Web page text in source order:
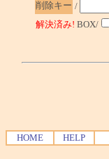
削除キー /
解決済み! BOX/
HOME HELP